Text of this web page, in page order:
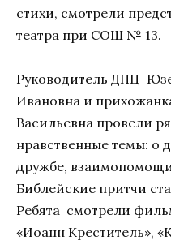
стихи, смотрели
театра при СОШ № 13.
Руководитель ДПЦ
Ивановна и
Васильевна провели
нравственные темы: о
дружбе,
Библейские притчи
Ребята смотрели
«Иоанн Креститель»,